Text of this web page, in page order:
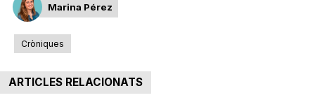
a Marina Pérez
Cròniques
ARTICLES RELACIONATS